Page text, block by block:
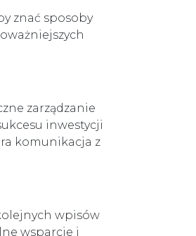
znać sposoby
zarządzanie
inwestycji
komunikacja z
wpisów
wsparcie i